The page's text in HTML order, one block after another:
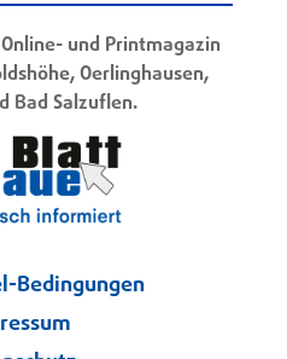
und Printmagazin
Oerlinghausen,
Bad Salzuflen.
Bedingungen